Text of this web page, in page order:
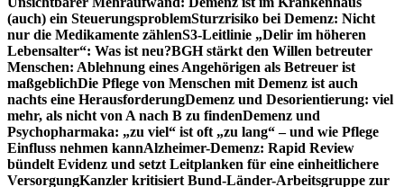
(auch) ein SteuerungsproblemSturzrisiko bei Demenz: Nicht
nur die Medikamente zählenS3-Leitlinie „Delir im höheren
Lebensalter“: Was ist neu?BGH stärkt den Willen betreuter
Menschen: Ablehnung eines Angehörigen als Betreuer ist
maßgeblichDie Pflege von Menschen mit Demenz ist auch
nachts eine HerausforderungDemenz und Desorientierung: viel
mehr, als nicht von A nach B zu findenDemenz und
Psychopharmaka: „zu viel“ ist oft „zu lang“ – und wie Pflege
Einfluss nehmen kannAlzheimer-Demenz: Rapid Review
bündelt Evidenz und setzt Leitplanken für eine einheitlichere
VersorgungKanzler kritisiert Bund-Länder-Arbeitsgruppe zur